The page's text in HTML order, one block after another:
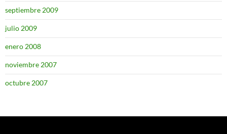
septiembre 2009
julio 2009
enero 2008
noviembre 2007
octubre 2007